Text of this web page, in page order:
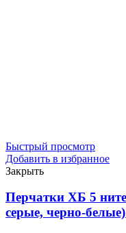
Быстрый просмотр
Добавить в избранное
Закрыть
Перчатки ХБ 5
серые, черно-